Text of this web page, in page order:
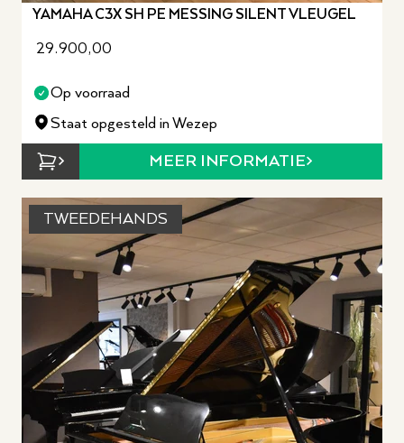
YAMAHA C3X SH PE MESSING SILENT VLEUGEL
29.900,00
Op voorraad
Staat opgesteld in Wezep
MEER INFORMATIE
TWEEDEHANDS